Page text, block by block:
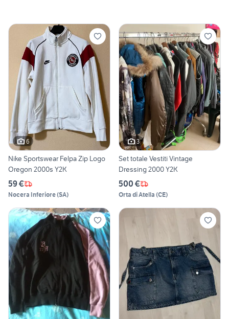
6
Nike Sportswear Felpa Zip Logo
Oregon 2000s Y2K
59 €
Nocera Inferiore(SA)
3
Set totale Vestiti Vintage
Dressing 2000 Y2K
500 €
Orta di Atella (CE)